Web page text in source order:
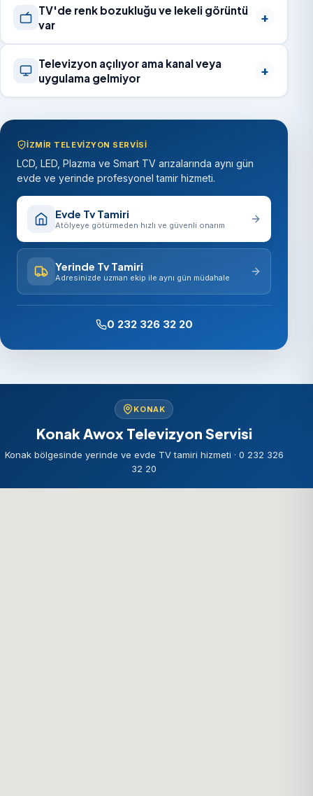
TV'de renk bozukluğu ve lekeli görüntü
var
Televizyon açılıyor ama kanal veya
uygulama gelmiyor
İZMIR TELEVIZYON SERVISI
LCD, LED, Plazma ve Smart TV arızalarında aynı gün
evde ve yerinde profesyonel tamir hizmeti.
Evde Tv Tamiri
Atölyeye götürmeden hızlı ve güvenli onarım
Yerinde Tv Tamiri
Adresinizde uzman ekip ile aynı gün müdahale
0 232 326 32 20
KONAK
Konak Awox Televizyon Servisi
Konak bölgesinde yerinde ve evde TV tamiri hizmeti · 0 232 326
32 20